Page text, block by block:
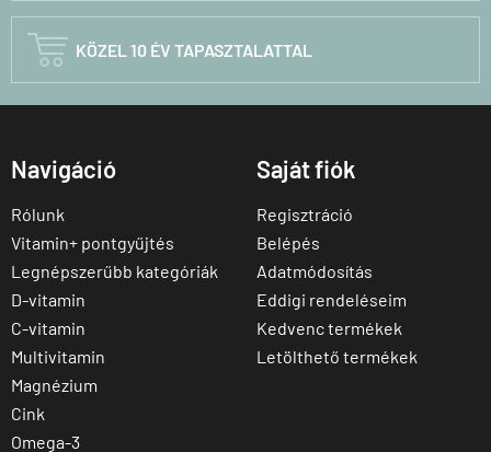
 KÖZEL 10 ÉV TAPASZTALATTAL
Navigáció
Rólunk
Vitamin+ pontgyűjtés
Legnépszerűbb kategóriák
D-vitamin
C-vitamin
Multivitamin
Magnézium
Cink
Omega-3
Saját fiók
Regisztráció
Belépés
Adatmódosítás
Eddigi rendeléseim
Kedvenc termékek
Letölthető termékek